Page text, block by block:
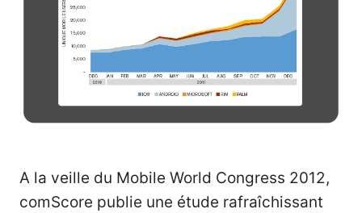
A la veille du Mobile World Congress 2012,
comScore publie une étude rafraîchissant